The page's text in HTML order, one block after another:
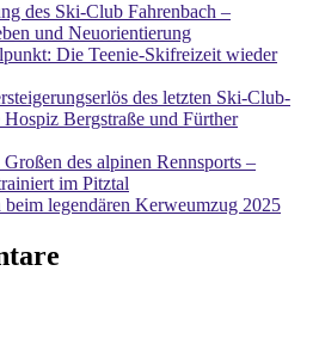
des Ski-Club Fahrenbach –
und Neuorientierung
Die Teenie-Skifreizeit wieder
des letzten Ski-Club-
Hospiz Bergstraße und Fürther
des alpinen Rennsports –
im Pitztal
legendären Kerweumzug 2025